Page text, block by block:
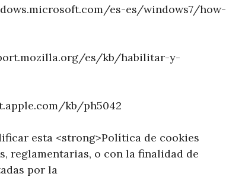
es-es/windows7/how-
es/kb/habilitar-y-
kb/ph5042
esta <strong>Política de cookies
reglamentarias, o con la finalidad de
por la